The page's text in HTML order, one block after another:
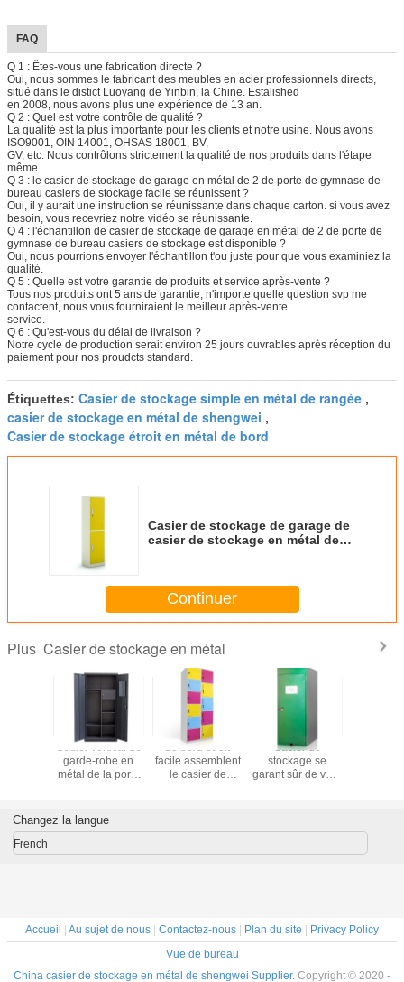
FAQ
Q 1 : Êtes-vous une fabrication directe ?
Oui, nous sommes le fabricant des meubles en acier professionnels directs,
situé dans le distict Luoyang de Yinbin, la Chine. Estalished
en 2008, nous avons plus une expérience de 13 an.
Q 2 : Quel est votre contrôle de qualité ?
La qualité est la plus importante pour les clients et notre usine. Nous avons
ISO9001, OIN 14001, OHSAS 18001, BV,
GV, etc. Nous contrôlons strictement la qualité de nos produits dans l'étape
même.
Q 3 : le casier de stockage de garage en métal de 2 de porte de gymnase de
bureau casiers de stockage facile se réunissent ?
Oui, il y aurait une instruction se réunissante dans chaque carton. si vous avez
besoin, vous recevriez notre vidéo se réunissante.
Q 4 : l'échantillon de casier de stockage de garage en métal de 2 de porte de
gymnase de bureau casiers de stockage est disponible ?
Oui, nous pourrions envoyer l'échantillon t'ou juste pour que vous examiniez la
qualité.
Q 5 : Quelle est votre garantie de produits et service après-vente ?
Tous nos produits ont 5 ans de garantie, n'importe quelle question svp me
contactent, nous vous fourniraient le meilleur après-vente
service.
Q 6 : Qu'est-vous du délai de livraison ?
Notre cycle de production serait environ 25 jours ouvrables après réception du
paiement pour nos proudcts standard.
Étiquettes: Casier de stockage simple en métal de rangée ,
casier de stockage en métal de shengwei ,
Casier de stockage étroit en métal de bord
Casier de stockage de garage de
casier de stockage en métal de
Continuer
Plus Casier de stockage en métal
Casier vertical de
garde-robe en
métal de la porte
chambre à
coucher avec la
Le bord étroit
facile assemblent
le casier de
Casier de
stockage se
garant sûr de vélo
Changez la langue
French
Accueil Au sujet de nous Contactez-nous Plan du site
Privacy Policy
Vue de bureau
China casier de stockage en métal de shengwei Supplier. Copyright © 2020 -